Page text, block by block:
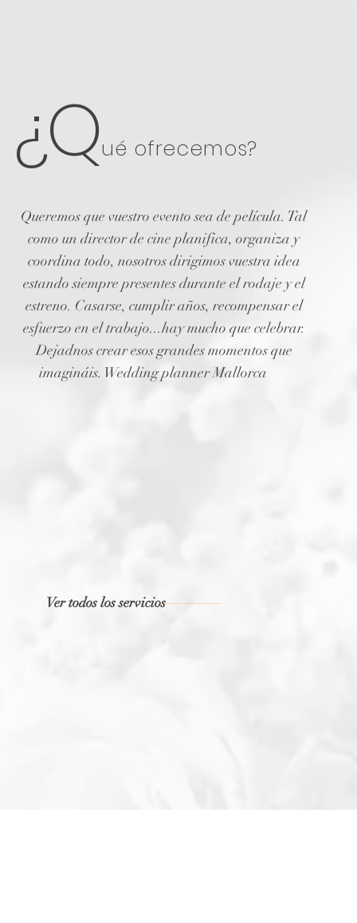
¿Qué ofrecemos?
Queremos que vuestro evento sea de película. Tal
como un director de cine planifica, organiza y
coordina todo, nosotros dirigimos vuestra idea
estando siempre presentes durante el rodaje y el
estreno. Casarse, cumplir años, recompensar el
esfuerzo en el trabajo...hay mucho que celebrar.
Dejadnos crear esos grandes momentos que
imagináis. Wedding planner Mallorca
Ver todos los servicios